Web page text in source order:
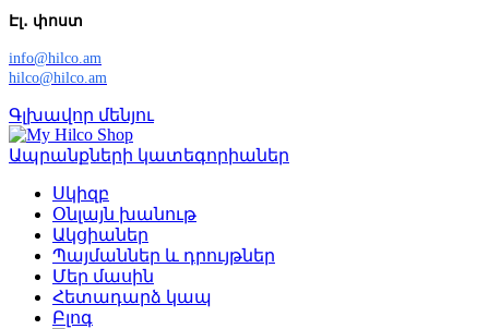
Էլ․ փոստ
info@hilco.am
hilco@hilco.am
Գլխավոր մենյու
Ապրանքների կատեգորիաներ
Սկիզբ
Օնլայն խանութ
Ակցիաներ
Պայմաններ և դրույթներ
Մեր մասին
Հետադարձ կապ
Բլոգ